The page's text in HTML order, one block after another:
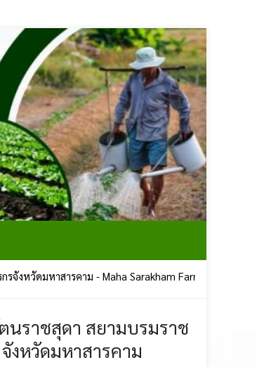
หาสารคาม - Maha Sarakham Farmers Council | ศูนย์ร
นราชสุดา สยามบรมราช
งหวัดมหาสารคาม